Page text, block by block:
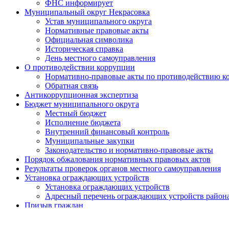
ФНС информирует
Муниципальный округ Некрасовка
Устав муниципального округа
Нормативные правовые акты
Официальная символика
Историческая справка
День местного самоуправления
О противодействии коррупции
Нормативно-правовые акты по противодействию
Обратная связь
Антикоррупционная экспертиза
Бюджет муниципального округа
Местный бюджет
Исполнение бюджета
Внутренний финансовый контроль
Муниципальные закупки
Законодательство и нормативно-правовые акты
Порядок обжалования нормативных правовых актов
Результаты проверок органов местного самоуправления
Установка ограждающих устройств
Установка ограждающих устройств
Адресный перечень ограждающих устройств
Призыв граждан